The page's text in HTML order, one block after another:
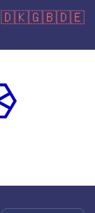
🇩🇰🇬🇧🇩🇪